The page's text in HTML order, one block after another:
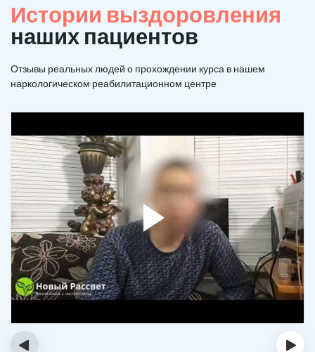
Истории выздоровления
наших пациентов
Отзывы реальных людей о прохождении курса в нашем
наркологическом реабилитационном центре
‹ ›